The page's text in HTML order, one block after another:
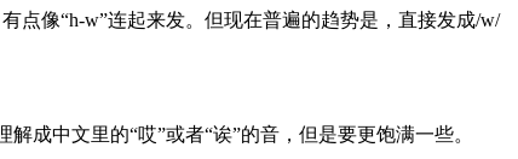
点像“h-w”连起来发。但现在普遍的趋势是，直接发成/w/
成中文里的“哎”或者“诶”的音，但是要更饱满一些。